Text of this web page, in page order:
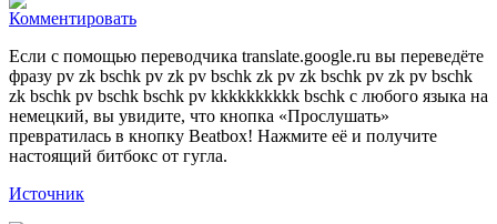
Комментировать
Если с помощью переводчика translate.google.ru вы переведёте
фразу pv zk bschk pv zk pv bschk zk pv zk bschk pv zk pv bschk
zk bschk pv bschk bschk pv kkkkkkkkkk bschk с любого языка на
немецкий, вы увидите, что кнопка «Прослушать»
превратилась в кнопку Beatbox! Нажмите её и получите
настоящий битбокс от гугла.
Источник